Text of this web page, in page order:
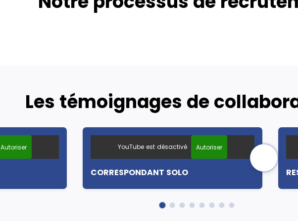
Les témoignages de
Autoriser YouTube est désactivé Autoriser
CORRESPONDANT SOLO